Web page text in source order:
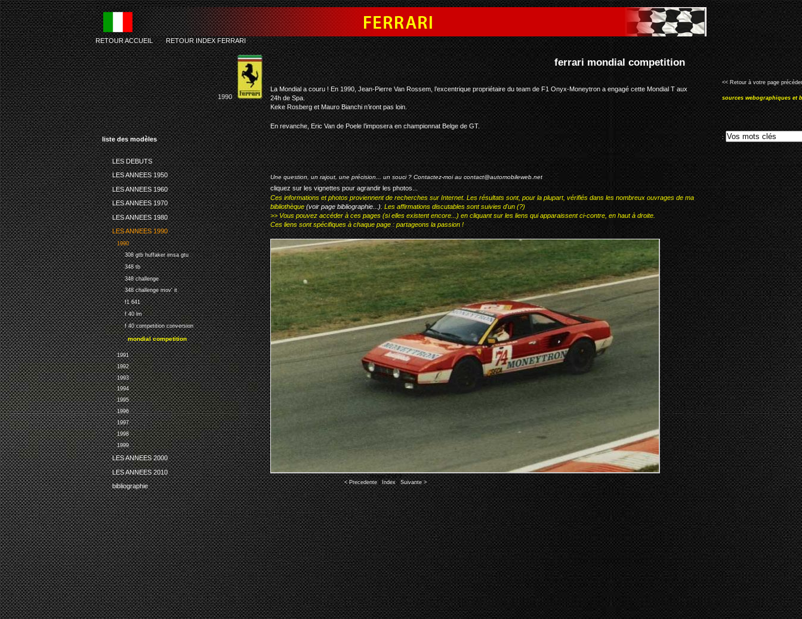
liste des modèles
LES DEBUTS
LES ANNEES 1950
LES ANNEES 1960
LES ANNEES 1970
LES ANNEES 1980
LES ANNEES 1990
1990
308 gtb huffaker imsa gtu
348 tb
348 challenge
348 challenge mov' it
f1 641
f 40 lm
f 40 competition conversion
mondial competition
1991
1992
1993
1994
1995
1996
1997
1998
1999
LES ANNEES 2000
LES ANNEES 2010
bibliographie
ferrari mondial competition
RETOUR ACCUEIL-RETOUR INDEX FERRARI
1990
La Mondial a couru ! En 1990, Jean-Pierre Van Rossem, l’excentrique propriétaire du team de F1 Onyx-Moneytron a engagé cette Mondial T aux
24h de Spa.
Keke Rosberg et Mauro Bianchi n’iront pas loin.
En revanche, Eric Van de Poele l’imposera en championnat Belge de GT.
Une question, un rajout, une précision... un souci ? Contactez-moi aucontact@automobileweb.net
cliquez sur les vignettes pour agrandir les photos...
Ces informations et photos proviennent de recherches sur Internet. Les résultats sont, pour la plupart, vérifiés dans les nombreux ouvrages de ma
bibliothèque(voir page bibliographie...). Les affirmations discutables sont suivies d'un (?)
>> Vous pouvez accéder à ces pages (si elles existent encore...) en cliquant sur les liens qui apparaissent ci-contre, en haut à droite.
Ces liens sont spécifiques à chaque page : partageons la passion !
Image 2 of 3
< Precedente|Index|Suivante >
<< Retour à votre page
sources webographiques et
: